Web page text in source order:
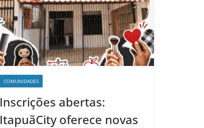
COMUNIDADES
Inscrições abertas:
ItapuãCity oferece novas